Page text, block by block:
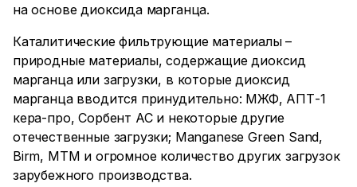
на основе диоксида марганца.
Каталитические фильтрующие материалы –
природные материалы, содержащие диоксид
марганца или загрузки, в которые диоксид
марганца вводится принудительно: МЖФ, АПТ-1
кера-про, Сорбент АС и некоторые другие
отечественные загрузки; Manganese Green Sand,
Birm, МТМ и огромное количество других загрузок
зарубежного производства.